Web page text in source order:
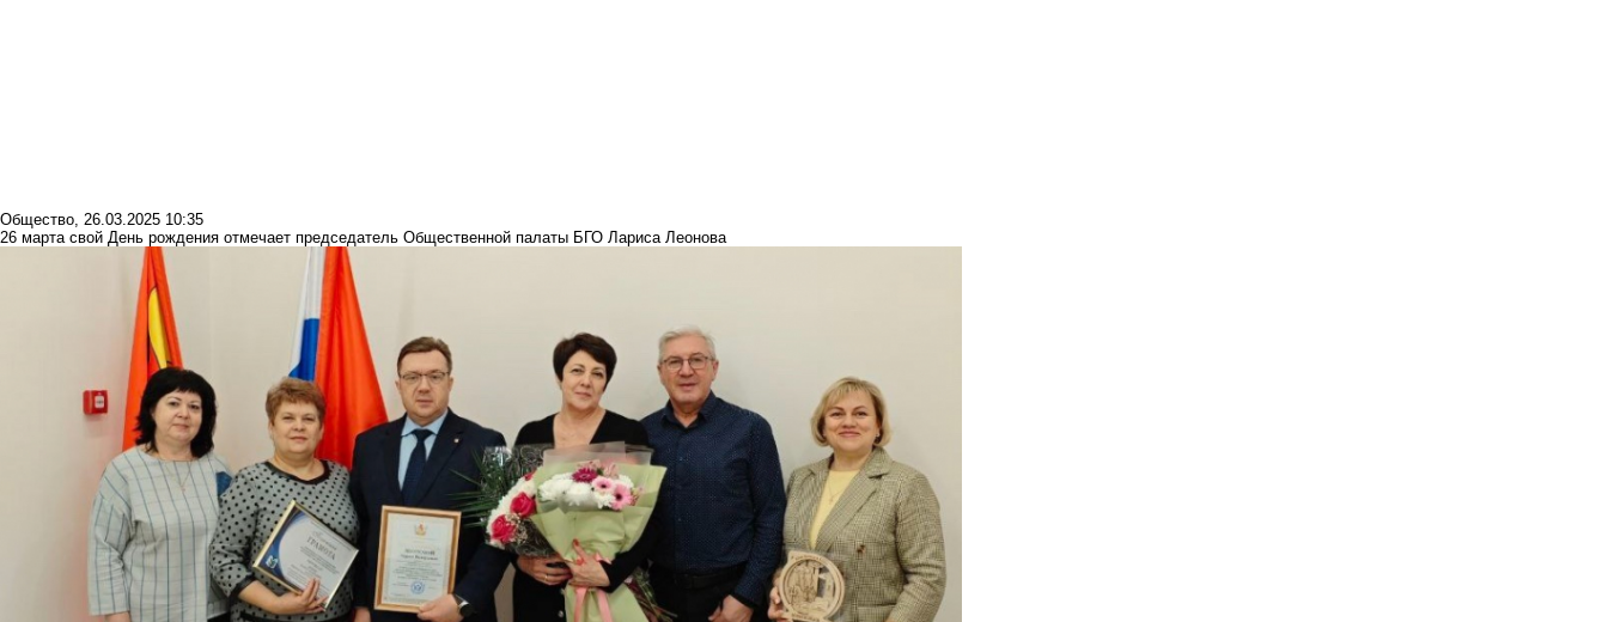
Общество, 26.03.2025 10:35
26 марта свой День рождения отмечает председатель Общественной палаты БГО Лариса Леонова